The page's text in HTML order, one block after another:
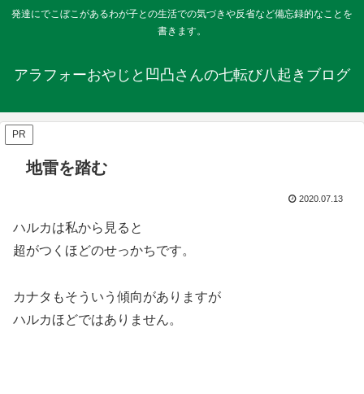
発達にでこぼこがあるわが子との生活での気づきや反省など備忘録的なことを
書きます。
アラフォーおやじと凹凸さんの七転び八起きブログ
PR
地雷を踏む
2020.07.13
ハルカは私から見ると
超がつくほどのせっかちです。
カナタもそういう傾向がありますが
ハルカほどではありません。